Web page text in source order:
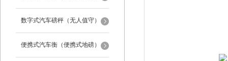
数字式汽车磅秤（无人值守）
便携式汽车衡（便携式地磅）